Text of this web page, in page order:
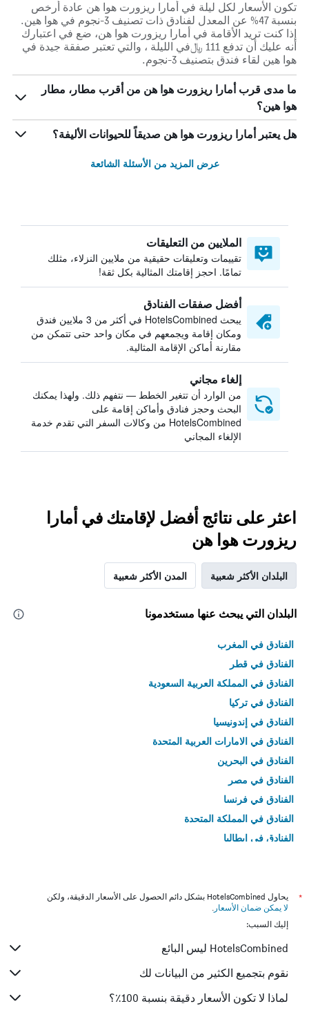
تكون الأسعار لكل ليلة في أمارا ريزورت هوا هن عادة أرخص
بنسبة 47% عن المعدل لفنادق ذات تصنيف 3-نجوم في هوا هين.
إذا كنت تريد الأقامة في أمارا ريزورت هوا هن، ضع في اعتبارك
أنه عليك أن تدفع 111 ﷼في الليلة ، والتي تعتبر صفقة جيدة في
هوا هين لقاء فندق بتصنيف 3-نجوم.
ما مدى قرب أمارا ريزورت هوا هن من أقرب مطار، مطار
هوا هين؟
هل يعتبر أمارا ريزورت هوا هن صديقاً للحيوانات الأليفة؟
عرض المزيد من الأسئلة الشائعة
الملايين من التعليقات
تقييمات وتعليقات حقيقية من ملايين النزلاء، مثلك
تمامًا. احجز إقامتك المثالية بكل ثقة!
أفضل صفقات الفنادق
يبحث HotelsCombined في أكثر من 3 ملايين فندق
ومكان إقامة ويجمعهم في مكان واحد حتى تتمكن من
مقارنة أماكن الإقامة المثالية.
إلغاء مجاني
من الوارد أن تتغير الخطط — نتفهم ذلك. ولهذا يمكنك
البحث وحجز فنادق وأماكن إقامة على
HotelsCombined من وكالات السفر التي تقدم خدمة
الإلغاء المجاني
اعثر على نتائج أفضل لإقامتك في أمارا
ريزورت هوا هن
البلدان الأكثر شعبية المدن الأكثر شعبية
البلدان التي يبحث عنها مستخدمونا
الفنادق في المغرب
الفنادق في قطر
الفنادق في المملكة العربية السعودية
الفنادق في تركيا
الفنادق في إندونيسيا
الفنادق في الامارات العربية المتحدة
الفنادق في البحرين
الفنادق في مصر
الفنادق في فرنسا
الفنادق في المملكة المتحدة
الفنادق في إيطاليا
*
يحاول HotelsCombined بشكل دائم الحصول على الأسعار الدقيقة، ولكن
لا يمكن ضمان الأسعار .
إليك السبب:
HotelsCombined ليس البائع
نقوم بتجميع الكثير من البيانات لك
لماذا لا تكون الأسعار دقيقة بنسبة 100٪؟